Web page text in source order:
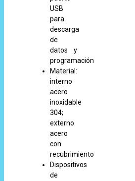
USB
para
descarga
de
datos y
programación
Material:
interno
acero
inoxidable
304;
externo
acero
con
recubrimiento
Dispositivos
de